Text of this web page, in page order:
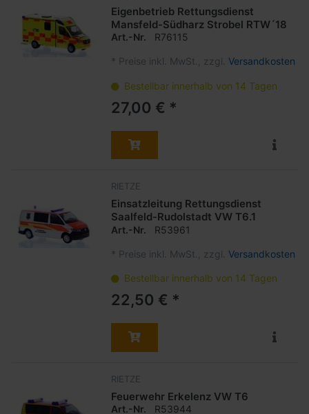
Eigenbetrieb Rettungsdienst
Mansfeld-Südharz Strobel RTW´18
Art.-Nr. R76115
* Preise inkl. MwSt., zzgl. Versandkosten
Bestellbar innerhalb von 14 Tagen
27,00 € *
RIETZE
Einsatzleitung Rettungsdienst
Saalfeld-Rudolstadt VW T6.1
Art.-Nr. R53961
* Preise inkl. MwSt., zzgl. Versandkosten
Bestellbar innerhalb von 14 Tagen
22,50 € *
RIETZE
Feuerwehr Erkelenz VW T6
Art.-Nr. R53944